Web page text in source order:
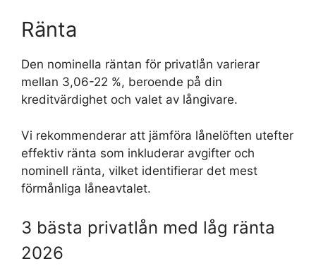
Ränta
Den nominella räntan för privatlån varierar
mellan 3,06-22 %, beroende på din
kreditvärdighet och valet av långivare.
Vi rekommenderar att jämföra lånelöften utefter
effektiv ränta som inkluderar avgifter och
nominell ränta, vilket identifierar det mest
förmånliga låneavtalet.
3 bästa privatlån med låg ränta
2026